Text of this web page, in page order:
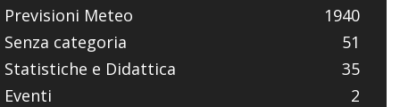
Previsioni Meteo
1940
Senza categoria
51
Statistiche e Didattica
35
Eventi
2